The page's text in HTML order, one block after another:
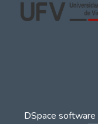
DSpace software